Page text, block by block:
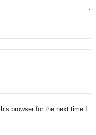
browser for the next time I